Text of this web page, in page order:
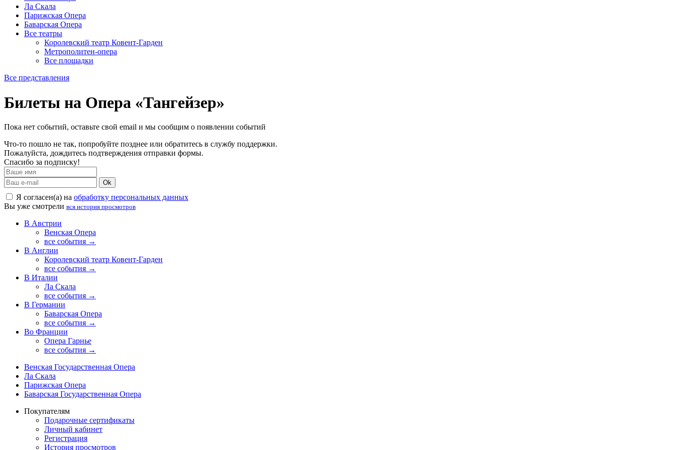
Ла Скала
Парижская Опера
Баварская Опера
Все театры
Королевский театр Ковент-Гарден
Метрополитен-опера
Все площадки
Все представления
Билеты на Опера «Тангейзер»
Пока нет событий, оставьте свой email и мы сообщим о появлении событий
Что-то пошло не так, попробуйте позднее или обратитесь в службу поддержки.
Пожалуйста, дождитесь подтверждения отправки формы.
Спасибо за подписку!
Ok
Я согласен(а) на обработку персональных данных
Вы уже смотрели вся история просмотров
В Австрии
Венская Опера
все события →
В Англии
Королевский театр Ковент-Гарден
все события →
В Италии
Ла Скала
все события →
В Германии
Баварская Опера
все события →
Во Франции
Опера Гарнье
все события →
Венская Государственная Опера
Ла Скала
Парижская Опера
Баварская Государственная Опера
Покупателям
Подарочные сертификаты
Личный кабинет
Регистрация
История просмотров